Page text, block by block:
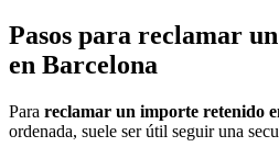
Pasos para reclamar
en Barcelona
Para reclamar un importe retenido
ordenada, suele ser útil seguir una